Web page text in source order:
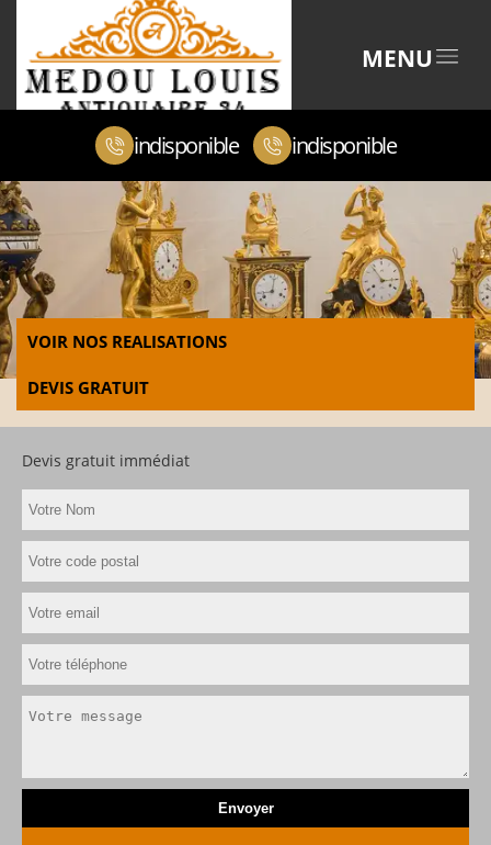
MENU
indisponible indisponible
VOIR NOS REALISATIONS
DEVIS GRATUIT
Devis gratuit immédiat